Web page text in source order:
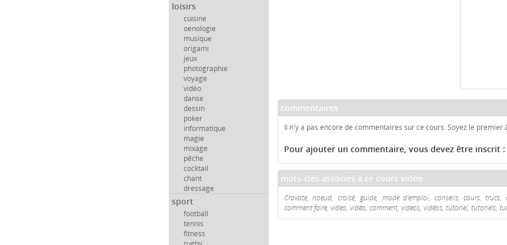
loisirs
cuisine
oenologie
musique
origami
jeux
photographie
voyage
vidéo
danse
dessin
poker
informatique
magie
mixage
pêche
cocktail
chant
dressage
sport
football
tennis
fitness
commentaires
Il n'y a pas encore de commentaires sur ce cours. Soyez le premier
Pour ajouter un commentaire, vous devez être inscrit :
mots-clés associés à ce cours video
Cravate, noeud, croisé, guide, mode d'emploi, conseils, cours, trucs,
comment faire, video, vidéo, comment, videos, vidéos, tutoriel, tutoriels,